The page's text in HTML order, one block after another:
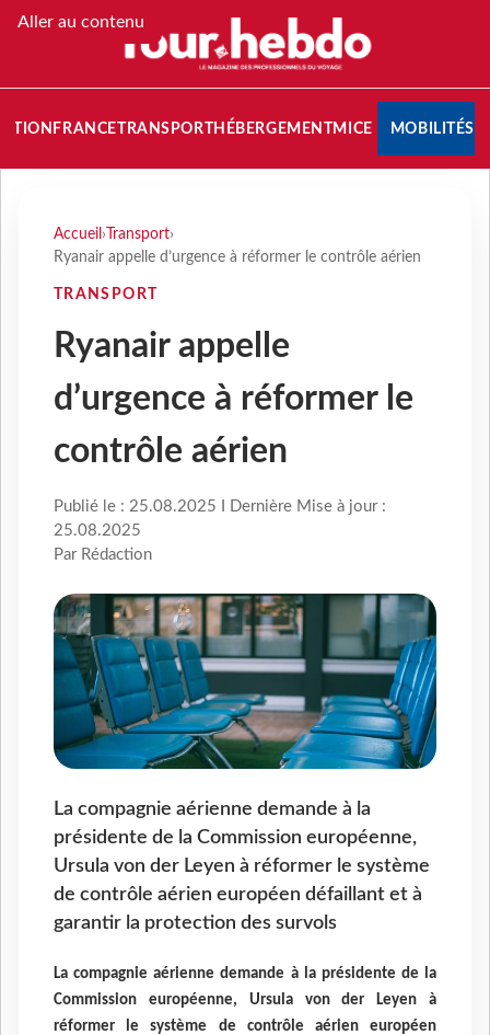
Aller au contenu
FRANCETRANSPORT HÉBERGEMENTMICE MOBILITÉS
Accueil › Transport›
Ryanair appelle d’urgence à réformer le contrôle aérien
TRANSPORT
Ryanair appelle
d’urgence à réformer le
contrôle aérien
Publié le : 25.08.2025 I Dernière Mise à jour :
25.08.2025
Par Rédaction
La compagnie aérienne demande à la
présidente de la Commission européenne,
Ursula von der Leyen à réformer le système
de contrôle aérien européen défaillant et à
garantir la protection des survols
La compagnie aérienne demande à la présidente de la
Commission européenne, Ursula von der Leyen à
réformer le système de contrôle aérien européen